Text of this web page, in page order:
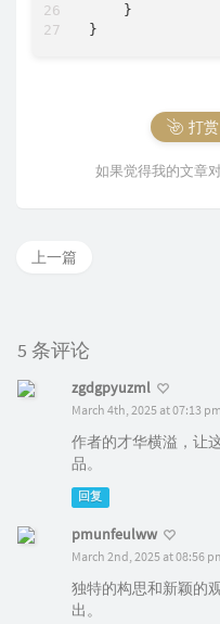
    }
打赏
如果觉得我的文章
上一篇
5 条评论
zgdgpyuzml
March 4th, 2025 at 07:13 pm
作者的才华横溢，让
品。
回复
pmunfeulww
March 2nd, 2025 at 08:56
独特的构思和新颖的
出。